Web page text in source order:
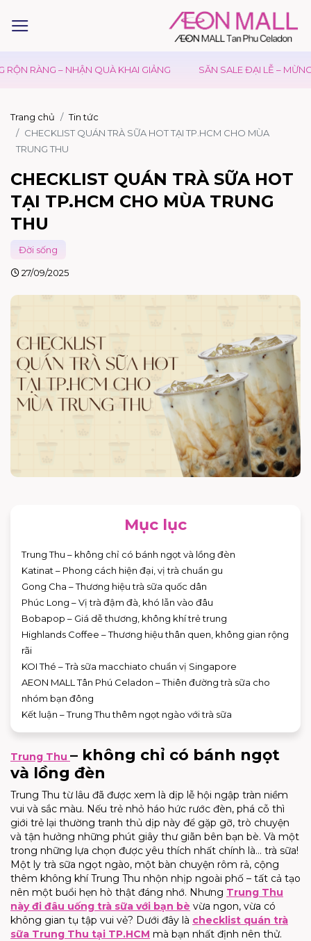
– NHẬN QUÀ KHAI GIẢNG SĂN SALE ĐẠI LỄ – MỪNG QUỐC
Trang chủ
Tin tức
CHECKLIST QUÁN TRÀ SỮA HOT TẠI TP.HCM CHO MÙA
TRUNG THU
CHECKLIST QUÁN TRÀ SỮA HOT
TẠI TP.HCM CHO MÙA TRUNG
THU
Đời sống
27/09/2025
Mục lục
Trung Thu – không chỉ có bánh ngọt và lồng đèn
Katinat – Phong cách hiện đại, vị trà chuẩn gu
Gong Cha – Thương hiệu trà sữa quốc dân
Phúc Long – Vị trà đậm đà, khó lẫn vào đâu
Bobapop – Giá dễ thương, không khí trẻ trung
Highlands Coffee – Thương hiệu thân quen, không gian rộng
rãi
KOI Thé – Trà sữa macchiato chuẩn vị Singapore
AEON MALL Tân Phú Celadon – Thiên đường trà sữa cho
nhóm bạn đông
Kết luận – Trung Thu thêm ngọt ngào với trà sữa
Trung Thu – không chỉ có bánh ngọt
và lồng đèn
Trung Thu từ lâu đã được xem là dịp lễ hội ngập tràn niềm
vui và sắc màu. Nếu trẻ nhỏ háo hức rước đèn, phá cỗ thì
giới trẻ lại thường tranh thủ dịp này để gặp gỡ, trò chuyện
và tận hưởng những phút giây thư giãn bên bạn bè. Và một
trong những lựa chọn được yêu thích nhất chính là… trà sữa!
Một ly trà sữa ngọt ngào, một bàn chuyện rôm rả, cộng
thêm không khí Trung Thu nhộn nhịp ngoài phố – tất cả tạo
nên một buổi hẹn hò thật đáng nhớ. Nhưng Trung Thu
này đi đâu uống trà sữa với bạn bè vừa ngon, vừa có
không gian tụ tập vui vẻ? Dưới đây là checklist quán trà
sữa Trung Thu tại TP.HCM mà bạn nhất định nên thử.